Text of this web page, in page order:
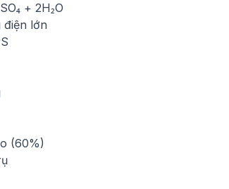
+ 2H₂O
điện lớn
(60%)